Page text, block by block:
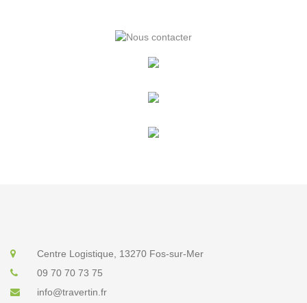
Centre Logistique, 13270 Fos-sur-Mer
09 70 70 73 75
info@travertin.fr